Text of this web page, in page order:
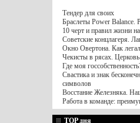
Тендер для своих
Браслеты Power Balance.
10 черт и правил жизни
Советские концлагеря.
Окно Овертона. Как
Чекисты в рясах.
Где моя
Свастика и знак
символов
Восстание Железняка.
Работа в команде:
TOP дня